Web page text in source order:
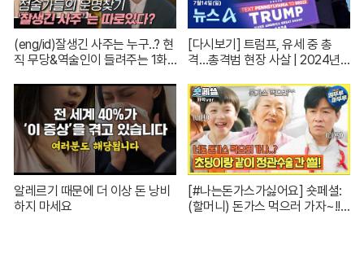
(eng/id)잘생긴 사주는 누구..? 현
직 무당&역술인이 들려주는 1화
01
[다시보기] 트럼프, 유세 중 총
격…총격범 현장 사살 | 2024년 7
알레르기 때문에 더 이상 돈 낭비
하지 마세요
[#나는돈가스가싫어요] 숏페셜:
(할머니) 돈가스 먹으러 가자~!!